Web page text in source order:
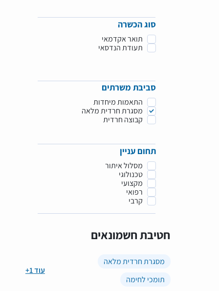
חטיבת חשמונאים
+1 עוד
מסגרת חרדית מלאה
תומכי לחימה
סוג הכשרה
תואר אקדמאי
תעודת הנדסאי
סביבת משרתים
התאמות מיחדות
מסגרת חרדית מלאה
קבוצה חרדית
תחום עניין
מסלול איתור
טכנולוגי
מקצועי
רפואי
קרבי